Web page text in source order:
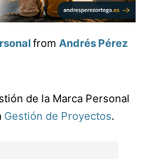
from Andrés Pérez
de la Marca Personal
Gestión de Proyectos.